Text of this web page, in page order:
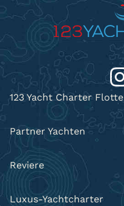
123 Yacht Charter Flotte
Partner Yachten
Reviere
Luxus-Yachtcharter